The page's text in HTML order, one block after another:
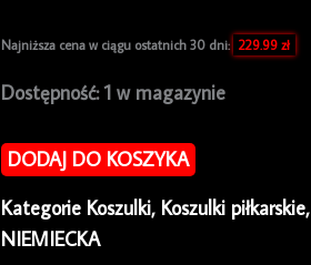
Najniższa cena w ciągu ostatnich 30 dni: 229.99 zł
Dostępność: 1 w magazynie
ilość
piłkarska
MSV
Duisburg
2018/19
DODAJ DO KOSZYKA
Kategorie Koszulki, Koszulki piłkarskie,
NIEMIECKA